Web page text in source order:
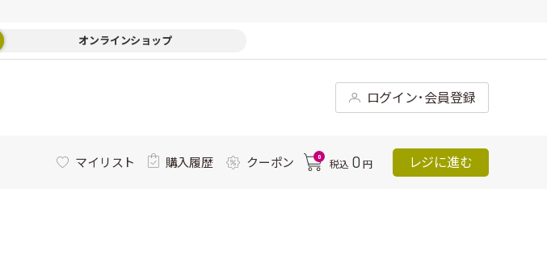
オンラインショップ
ログイン･会員登録
マイリスト 購入履歴 クーポン 0
税込 0 円 レジに進む